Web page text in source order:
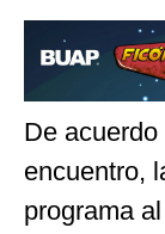
De acuerdo
encuentro,
programa